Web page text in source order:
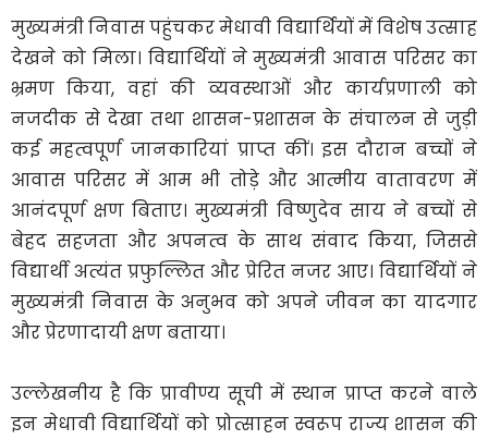
मुख्यमंत्री निवास पहुंचकर मेधावी विद्यार्थियों में विशेष उत्साह
देखने को मिला। विद्यार्थियों ने मुख्यमंत्री आवास परिसर का
भ्रमण किया, वहां की व्यवस्थाओं और कार्यप्रणाली को
नजदीक से देखा तथा शासन-प्रशासन के संचालन से जुड़ी
कई महत्वपूर्ण जानकारियां प्राप्त कीं। इस दौरान बच्चों ने
आवास परिसर में आम भी तोड़े और आत्मीय वातावरण में
आनंदपूर्ण क्षण बिताए। मुख्यमंत्री विष्णुदेव साय ने बच्चों से
बेहद सहजता और अपनत्व के साथ संवाद किया, जिससे
विद्यार्थी अत्यंत प्रफुल्लित और प्रेरित नजर आए। विद्यार्थियों ने
मुख्यमंत्री निवास के अनुभव को अपने जीवन का यादगार
और प्रेरणादायी क्षण बताया।
उल्लेखनीय है कि प्रावीण्य सूची में स्थान प्राप्त करने वाले
इन मेधावी विद्यार्थियों को प्रोत्साहन स्वरूप राज्य शासन की